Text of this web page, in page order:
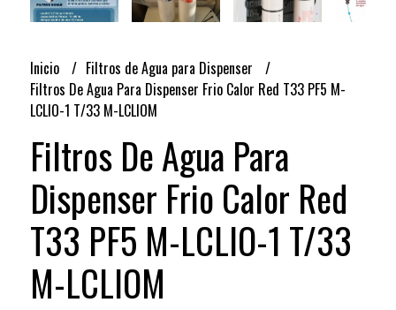
Inicio
Filtros de Agua para Dispenser
Filtros De Agua Para Dispenser Frio Calor Red T33 PF5 M-
LCLIO-1 T/33 M-LCLIOM
Filtros De Agua Para
Dispenser Frio Calor Red
T33 PF5 M-LCLIO-1 T/33
M-LCLIOM